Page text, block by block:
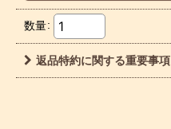
数量:
返品特約に関する重要事項